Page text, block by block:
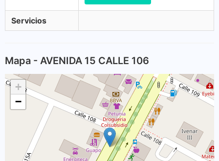
Servicios
Mapa - AVENIDA 15 CALLE 106
+
−